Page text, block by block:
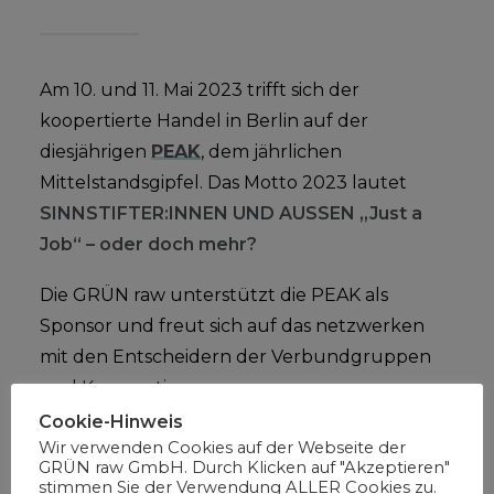
Am 10. und 11. Mai 2023 trifft sich der
koopertierte Handel in Berlin auf der
diesjährigen PEAK, dem jährlichen
Mittelstandsgipfel. Das Motto 2023 lautet
SINNSTIFTER:INNEN UND AUSSEN „Just a
Job“ – oder doch mehr?
Die GRÜN raw unterstützt die PEAK als
Sponsor und freut sich auf das netzwerken
mit den Entscheidern der Verbundgruppen
und Kooperationen.
Cookie-Hinweis
Wir verwenden Cookies auf der Webseite der
GRÜN raw GmbH. Durch Klicken auf "Akzeptieren"
stimmen Sie der Verwendung ALLER Cookies zu.